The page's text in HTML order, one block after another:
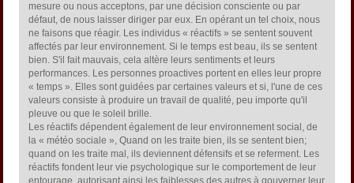
mesure ou nous acceptons, par une décision consciente ou par
défaut, de nous laisser diriger par eux. En opérant un tel choix, nous
ne faisons que réagir. Les individus « réactifs » se sentent souvent
affectés par leur environnement. Si le temps est beau, ils se sentent
bien. S'il fait mauvais, cela altère leurs sentiments et leurs
performances. Les personnes proactives portent en elles leur propre
« temps ». Elles sont guidées par certaines valeurs et si, l'une de ces
valeurs consiste à produire un travail de qualité, peu importe qu'il
pleuve ou que le soleil brille.
Les réactifs dépendent également de leur environnement social, de
la « météo sociale », Quand on les traite bien, ils se sentent bien;
quand on les traite mal, ils deviennent défensifs et se referment. Les
réactifs fondent leur vie psychologique sur le comportement de leur
entourage, autorisant ainsi les faiblesses des autres à gouverner leur